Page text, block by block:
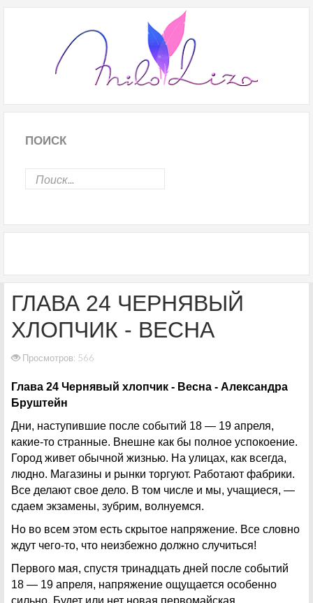
ПОИСК
ГЛАВА 24 ЧЕРНЯВЫЙ
ХЛОПЧИК - ВЕСНА
Просмотров: 566
Глава 24 Чернявый хлопчик - Весна - Александра
Бруштейн
Дни, наступившие после событий 18 — 19 апреля,
какие-то странные. Внешне как бы полное успокоение.
Город живет обычной жизнью. На улицах, как всегда,
людно. Магазины и рынки торгуют. Работают фабрики.
Все делают свое дело. В том числе и мы, учащиеся, —
сдаем экзамены, зубрим, волнуемся.
Но во всем этом есть скрытое напряжение. Все словно
ждут чего-то, что неизбежно должно случиться!
Первого мая, спустя тринадцать дней после событий
18 — 19 апреля, напряжение ощущается особенно
сильно. Будет или нет новая первомайская